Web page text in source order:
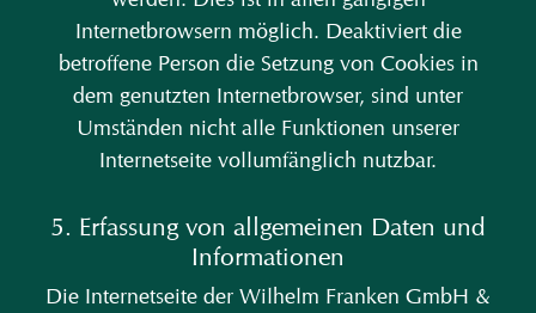
Internetbrowsern möglich. Deaktiviert die
betroffene Person die Setzung von Cookies in
dem genutzten Internetbrowser, sind unter
Umständen nicht alle Funktionen unserer
Internetseite vollumfänglich nutzbar.
5. Erfassung von allgemeinen Daten und
Informationen
Die Internetseite der Wilhelm Franken GmbH &